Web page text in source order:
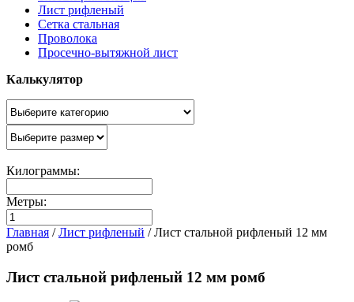
Лист рифленый
Сетка стальная
Проволока
Просечно-вытяжной лист
Калькулятор
Килограммы:
Метры:
Главная /Лист рифленый /Лист стальной рифленый 12 мм
ромб
Лист стальной рифленый 12 мм ромб